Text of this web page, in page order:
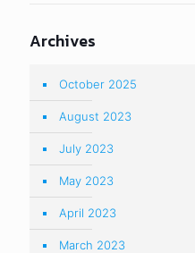
Archives
October 2025
August 2023
July 2023
May 2023
April 2023
March 2023